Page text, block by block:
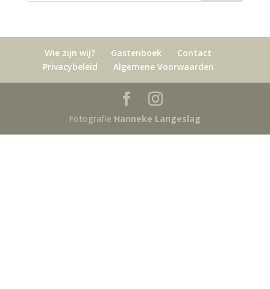
Wie zijn wij? Gastenboek
Contact
Privacybeleid
Algemene Voorwaarden
Fotografie Hanneke Langeslag